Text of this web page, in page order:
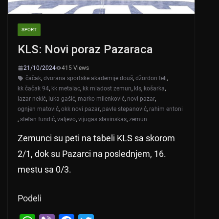
SPORT
KLS: Novi poraz Pazaraca
21/10/2024
415 Views
čačak, dvorana sportske akademije douš, džordon teli,
kk čačak 94, kk metalac, kk mladost zemun, kls, košarka,
lazar nekić, luka gašić, marko milenković, novi pazar,
ognjen matović, okk novi pazar, pavle stepanović, rahim entoni
, stefan fundić, valjevo, vijugas slavinskas, zemun
Zemunci su peti na tabeli KLS sa skorom
2/1, dok su Pazarci na poslednjem, 16.
mestu sa 0/3.
Podeli